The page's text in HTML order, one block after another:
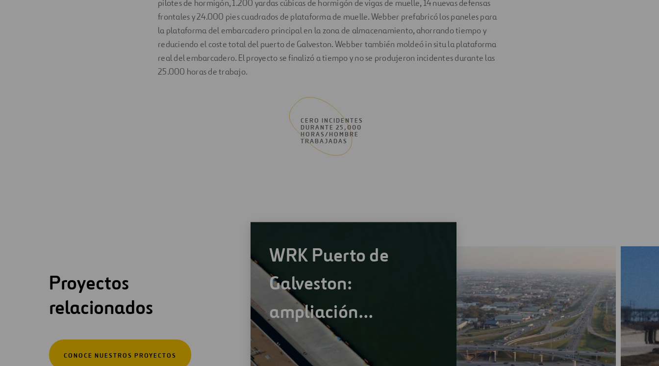
pilotes de hormigón, 1.200 yardas cúbicas de hormigón de vigas de muelle, 14 nuevas defensas
frontales y 24.000 pies cuadrados de plataforma de muelle. Webber prefabricó los paneles para
la plataforma del embarcadero principal en la zona de almacenamiento, ahorrando tiempo y
reduciendo el coste total del puerto de Galveston. Webber también moldeó in situ la plataforma
real del embarcadero. El proyecto se finalizó a tiempo y no se produjeron incidentes durante las
25.000 horas de trabajo.
CERO INCIDENTES
DURANTE 25,000
HORAS/HOMBRE
TRABAJADAS
Proyectos
relacionados
CONOCE NUESTROS PROYECTOS
WRK Puerto de
Galveston:
ampliación…